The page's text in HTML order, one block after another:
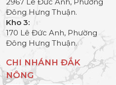
Đông Hưng Thuận.
Kho 3:
170 Lê Đức Anh, Phường
Đông Hưng Thuận.
CHI NHÁNH ĐẮK
NÔNG